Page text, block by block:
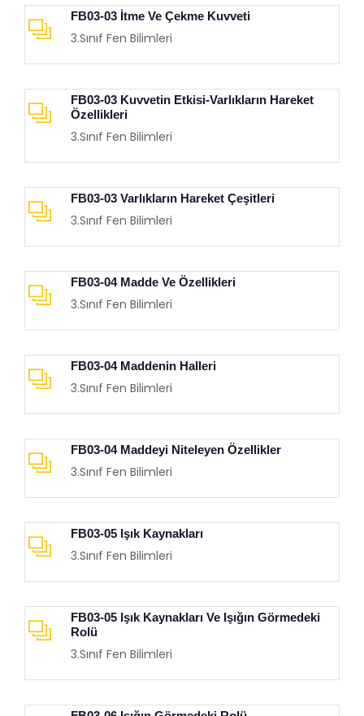
FB03-03 İtme Ve Çekme Kuvveti
3.Sınıf Fen Bilimleri
FB03-03 Kuvvetin Etkisi-Varlıkların Hareket
Özellikleri
3.Sınıf Fen Bilimleri
FB03-03 Varlıkların Hareket Çeşitleri
3.Sınıf Fen Bilimleri
FB03-04 Madde Ve Özellikleri
3.Sınıf Fen Bilimleri
FB03-04 Maddenin Halleri
3.Sınıf Fen Bilimleri
FB03-04 Maddeyi Niteleyen Özellikler
3.Sınıf Fen Bilimleri
FB03-05 Işık Kaynakları
3.Sınıf Fen Bilimleri
FB03-05 Işık Kaynakları Ve Işığın Görmedeki
Rolü
3.Sınıf Fen Bilimleri